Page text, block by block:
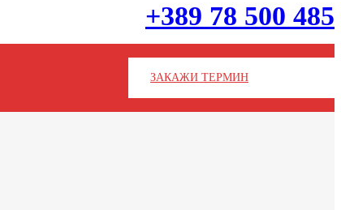
+389 78 500 485
ЗАКАЖИ ТЕРМИН